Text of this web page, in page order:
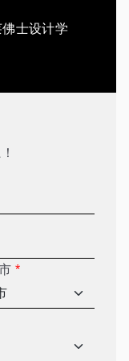
士设计学
*